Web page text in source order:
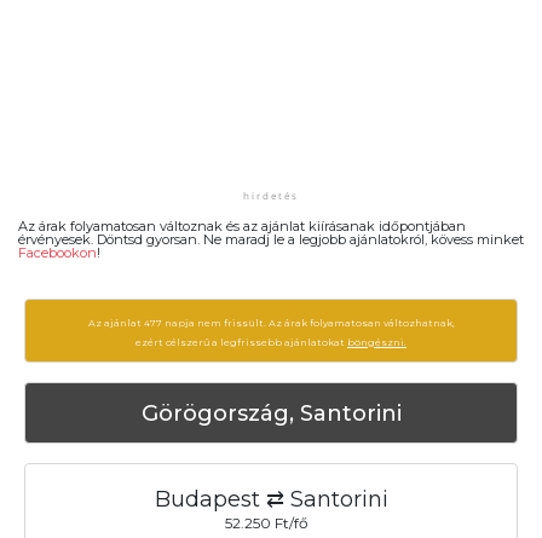
Az árak folyamatosan változnak és az ajánlat kiírásanak időpontjában
érvényesek. Döntsd gyorsan. Ne maradj le a legjobb ajánlatokról, kövess minket
Facebookon!
Az ajánlat 477 napja nem frissült. Az árak folyamatosan változhatnak,
ezért célszerű a legfrissebb ajánlatokat böngészni.
Görögország, Santorini
Budapest ⇄ Santorini
52.250 Ft/fő